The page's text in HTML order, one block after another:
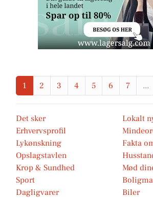
1 2 3 4 5 6 7 ...
Det sker
Lokalt
Erhvervsprofil
Lykønskning
Fakta
Opslagstavlen
Krop & Sundhed
Mød
Sport
Dagligvarer
Biler